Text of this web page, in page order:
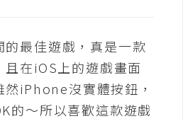
最佳遊戲，真是一款
在iOS上的遊戲畫面
iPhone沒實體按鈕，
的～所以喜歡這款遊戲